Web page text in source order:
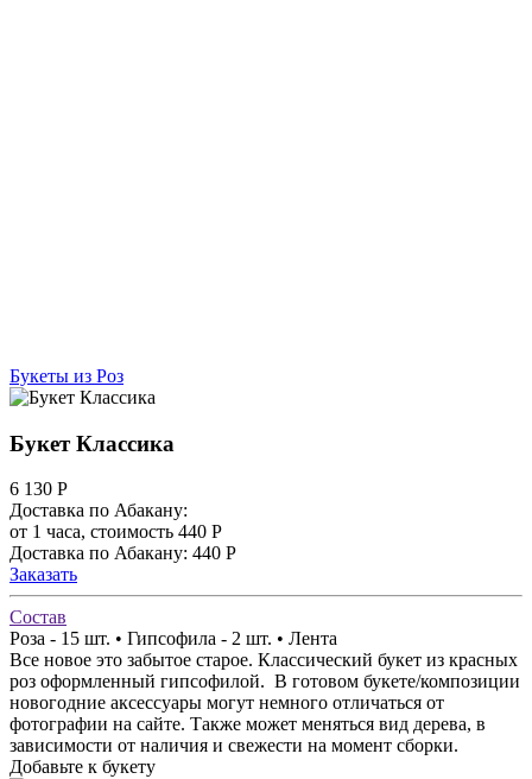
Букеты из Роз
Букет Классика
6 130 Р
Доставка по Абакану:
от 1 часа, стоимость 440 Р
Доставка по Абакану: 440 Р
Заказать
Состав
Роза - 15 шт. • Гипсофила - 2 шт. • Лента
Все новое это забытое старое. Классический букет из красных
роз оформленный гипсофилой. В готовом букете/композиции
новогодние аксессуары могут немного отличаться от
фотографии на сайте. Также может меняться вид дерева, в
зависимости от наличия и свежести на момент сборки.
Добавьте к букету